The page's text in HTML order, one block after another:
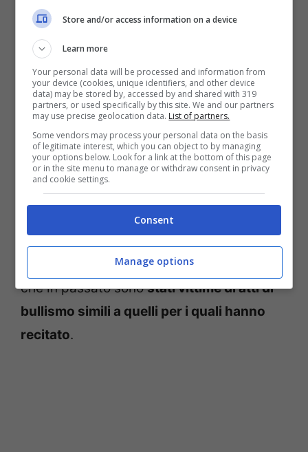
gli effetti sulla vittima, i sentimenti provati,
con lo scopo di far sentire in colpa chi
commette o accetta senza intervenire che
si compiano certe azioni.
The more it repeats the crueler it gets.
Stop bullying!”:Più si ripete più diventa
crudele. Stop al bullismo!è la frase che
appare alla fine di ogni clip.
studenti di un liceo tedesco
che in passato sonostati vittime di atti di
bullismo simili a quelli per i quali hanno
recitato.
Store and/or access information on a device
Learn more
Your personal data will be processed and information from
your device (cookies, unique identifiers, and other device
data) may be stored by, accessed by and shared with 319
partners, or used specifically by this site. We and our partners
may use precise geolocation data. List of partners.
Some vendors may process your personal data on the basis
of legitimate interest, which you can object to by managing
your options below. Look for a link at the bottom of this page
or in the site menu to manage or withdraw consent in privacy
and cookie settings.
Consent
Manage options